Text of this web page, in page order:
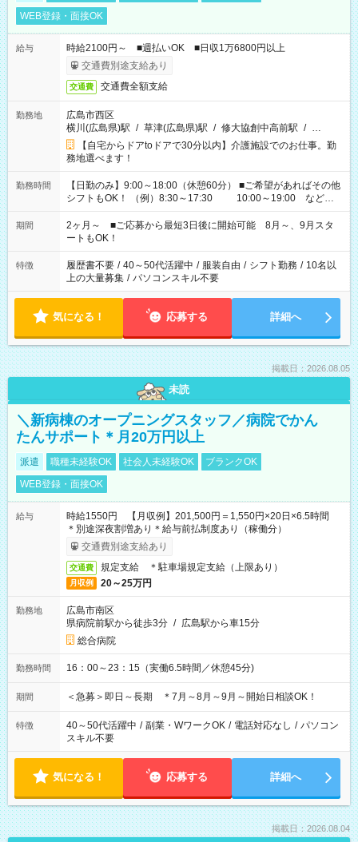
WEB登録・面接OK
給与
時給2100円～ ■週払いOK ■日収1万6800円以上
交通費別途支給あり
交通費 交通費全額支給
勤務地
広島市西区
横川(広島県)駅 / 草津(広島県)駅 / 修大協創中高前駅 / …
【自宅からドアtoドアで30分以内】介護施設でのお仕事。勤
務地選べます！
勤務時間
【日勤のみ】9:00～18:00（休憩60分） ■ご希望があればその他
シフトもOK！ （例）8:30～17:30 10:00～19:00 など
「家族とお休みを合わせたい」 「できれば残業はしたくない」
など、あなたのご希望に沿ったお仕事をご紹介します！ ※Wワ
ーク希望の方へ 今ご覧のお仕事で希望する勤務時間と、もう1つ
のお仕事の勤務時間。 合計で週40時間を超える場合は応募でき
ません
期間
2ヶ月～ ■ご応募から最短3日後に開始可能 8月～、9月スタ
ートもOK！
特徴 履歴書不要 / 40～50代活躍中 / 服装自由 / シフト勤務 / 10名以
上の大量募集 / パソコンスキル不要
気になる！ 応募する 詳細へ
掲載日：2026.08.05
未読
＼新病棟のオープニングスタッフ／病院でかん
たんサポート＊月20万円以上
派遣 職種未経験OK 社会人未経験OK
ブランクOK
WEB登録・面接OK
給与
時給1550円 【月収例】201,500円＝1,550円×20日×6.5時間
＊別途深夜割増あり＊給与前払制度あり（稼働分）
交通費別途支給あり
交通費 規定支給 ＊駐車場規定支給（上限あり）
月収例 20～25万円
勤務地
広島市南区
県病院前駅から徒歩3分 / 広島駅から車15分
総合病院
勤務時間 16：00～23：15（実働6.5時間／休憩45分)
期間 ＜急募＞即日～長期 ＊7月～8月～9月～開始日相談OK！
特徴 40～50代活躍中 / 副業・WワークOK / 電話対応なし / パソコン
スキル不要
気になる！ 応募する 詳細へ
掲載日：2026.08.04